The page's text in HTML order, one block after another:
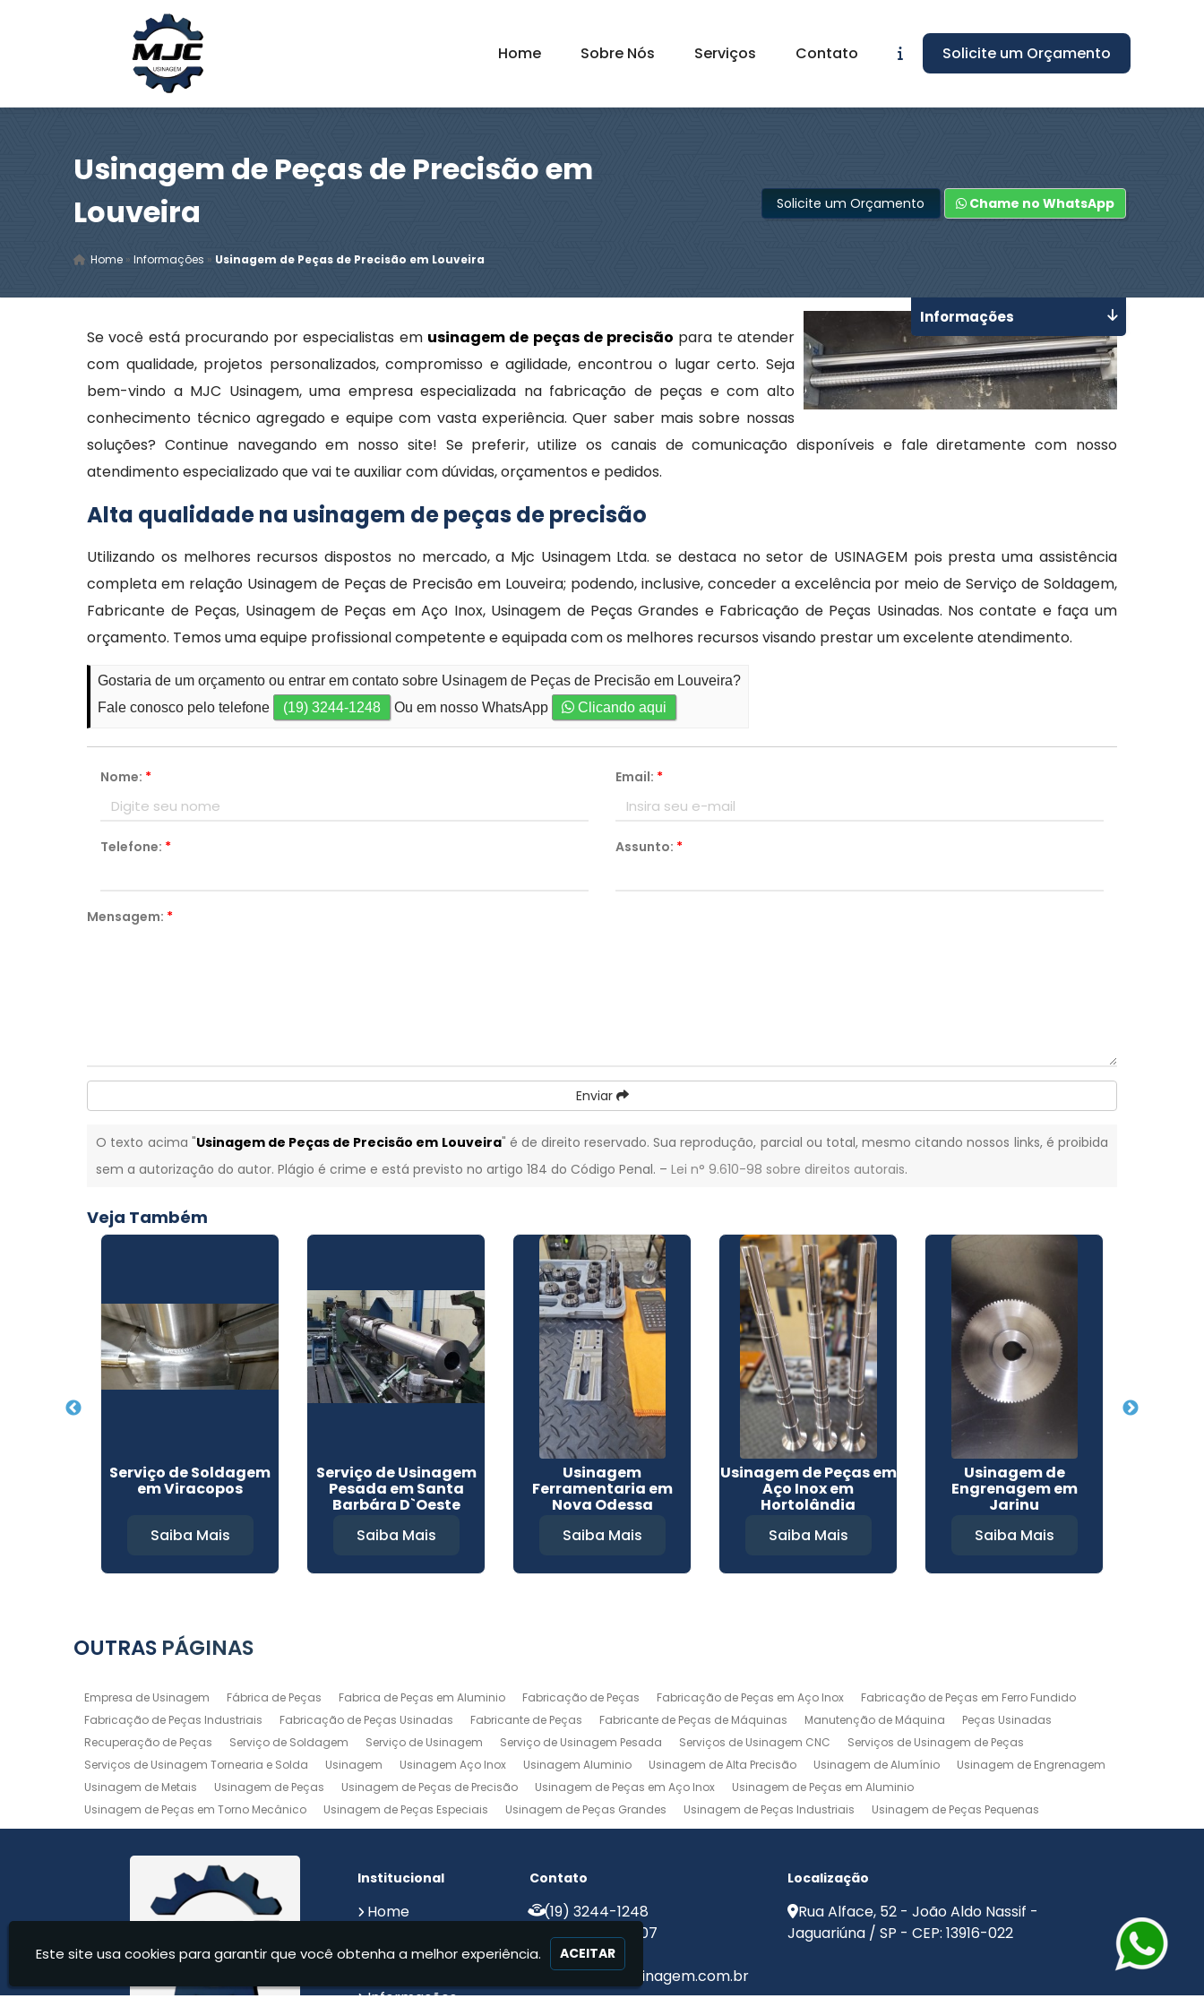
Home Sobre Nós Serviços Contato Solicite um Orçamento
Usinagem de Peças de Precisão em
Louveira
Home »Informações » Usinagem de Peças de Precisão em Louveira
Solicite um Orçamento Chame no WhatsApp
Se você está procurando por especialistas em usinagem de peças de precisão para te atender
com qualidade, projetos personalizados, compromisso e agilidade, encontrou o lugar certo. Seja
bem-vindo a MJC Usinagem, uma empresa especializada na fabricação de peças e com alto
conhecimento técnico agregado e equipe com vasta experiência. Quer saber mais sobre nossas
soluções? Continue navegando em nosso site! Se preferir, utilize os canais de comunicação disponíveis e fale diretamente com nosso
atendimento especializado que vai te auxiliar com dúvidas, orçamentos e pedidos.
Alta qualidade na usinagem de peças de precisão
Utilizando os melhores recursos dispostos no mercado, a Mjc Usinagem Ltda. se destaca no setor de USINAGEM pois presta uma assistência
completa em relação Usinagem de Peças de Precisão em Louveira; podendo, inclusive, conceder a excelência por meio de Serviço de Soldagem,
Fabricante de Peças, Usinagem de Peças em Aço Inox, Usinagem de Peças Grandes e Fabricação de Peças Usinadas. Nos contate e faça um
orçamento. Temos uma equipe profissional competente e equipada com os melhores recursos visando prestar um excelente atendimento.
Gostaria de um orçamento ou entrar em contato sobre Usinagem de Peças de Precisão em Louveira?
Fale conosco pelo telefone
(19) 3244-1248 Ou em nosso WhatsApp Clicando aqui
Nome: * Email: *
Telefone: * Assunto: *
Mensagem: *
Enviar
O texto acima "Usinagem de Peças de Precisão em Louveira" é de direito reservado. Sua reprodução, parcial ou total, mesmo citando nossos links, é proibida
sem a autorização do autor. Plágio é crime e está previsto no artigo 184 do Código Penal. –Lei n° 9.610-98 sobre direitos autorais.
Informações
Veja Também
Serviço de Soldagem
em Viracopos
Saiba Mais
Serviço de Usinagem
Pesada em Santa
Barbára D`Oeste
Saiba Mais
Usinagem
Ferramentaria em
Nova Odessa
Saiba Mais
Usinagem de Peças em
Aço Inox em
Hortolândia
Saiba Mais
Usinagem de
Engrenagem em
Jarinu
Saiba Mais
OUTRAS PÁGINAS
Empresa de Usinagem Fábrica de Peças Fabrica de Peças em Aluminio Fabricação de Peças Fabricação de Peças em Aço Inox
Fabricação de Peças em Ferro Fundido
Fabricação de Peças Industriais
Fabricação de Peças Usinadas Fabricante de Peças Fabricante de Peças de Máquinas Manutenção de Máquina
Peças Usinadas
Recuperação de Peças
Serviço de Soldagem Serviço de Usinagem Serviço de Usinagem Pesada Serviços de Usinagem CNC
Serviços de Usinagem de Peças
Serviços de Usinagem Tornearia e Solda
Usinagem Usinagem Aço Inox Usinagem Aluminio Usinagem de Alta Precisão Usinagem de Alumínio
Usinagem de Engrenagem
Usinagem de Metais
Usinagem de Peças Usinagem de Peças de Precisão Usinagem de Peças em Aço Inox
Usinagem de Peças em Aluminio
Usinagem de Peças em Torno Mecânico
Usinagem de Peças Especiais Usinagem de Peças Grandes Usinagem de Peças Industriais
Usinagem de Peças Pequenas
Usinagem de Precisão
Usinagem em Aluminio Usinagem Ferramentaria Usinagem Fresa Usinagem Fresamento Usinagem Industrial
Usinagem Leve
Usinagem Maquinas
Usinagem Mecanica
Institucional
Home
Serviços
Informações
Contato
(19) 3244-1248
(19) 99775-8907
contato@mjcusinagem.com.br
Localização
Rua Alface, 52 - João Aldo Nassif -
Jaguariúna / SP - CEP: 13916-022
Este site usa cookies para garantir que você obtenha a melhor experiência. ACEITAR